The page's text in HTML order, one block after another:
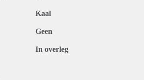
Kaal
Geen
In overleg